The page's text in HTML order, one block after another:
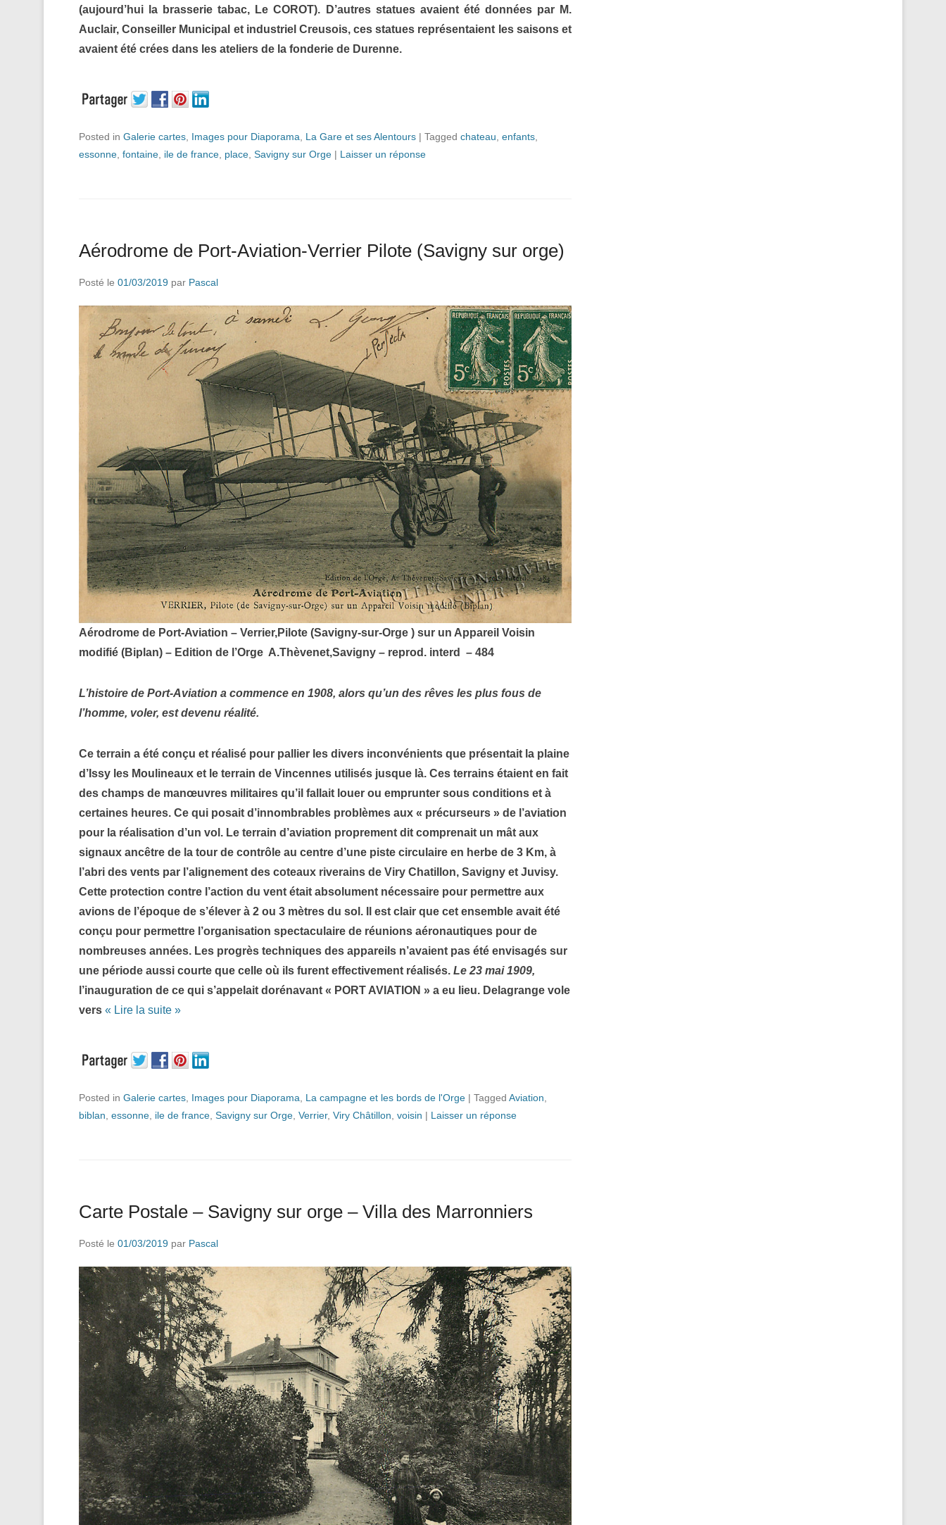
(aujourd’hui la brasserie tabac, Le COROT).
D’autres statues avaient été données par M.
Auclair, Conseiller Municipal et industriel Creusois, ces statues représentaient les saisons et
avaient été crées dans les ateliers de la fonderie de Durenne.
Posted in Galerie cartes Images pour Diaporama La Gare et ses Alentours | Tagged chateau enfants
essonne fontaine ile de france place Savigny sur Orge | Laisser un réponse
Aérodrome de Port-Aviation-Verrier Pilote (Savigny sur orge)
Posté le 01/03/2019 par Pascal
Aérodrome de Port-Aviation – Verrier,Pilote (Savigny-sur-Orge ) sur un Appareil Voisin
modifié (Biplan) – Edition de l’Orge A.Thèvenet,Savigny – reprod. interd – 484
L’histoire de Port-Aviation a commence en 1908, alors qu’un des rêves les plus fous de
l’homme, voler, est devenu réalité.
Ce terrain a été conçu et réalisé pour pallier les divers inconvénients que présentait la plaine
d’Issy les Moulineaux et le terrain de Vincennes utilisés jusque là. Ces terrains étaient en fait
des champs de manœuvres militaires qu’il fallait louer ou emprunter sous conditions et à
certaines heures. Ce qui posait d’innombrables problèmes aux « précurseurs » de l’aviation
pour la réalisation d’un vol. Le terrain d’aviation proprement dit comprenait un mât aux
signaux ancêtre de la tour de contrôle au centre d’une piste circulaire en herbe de 3 Km, à
l’abri des vents par l’alignement des coteaux riverains de Viry Chatillon, Savigny et Juvisy.
Cette protection contre l’action du vent était absolument nécessaire pour permettre aux
avions de l’époque de s’élever à 2 ou 3 mètres du sol.
Il est clair que cet ensemble avait été
conçu pour permettre l’organisation spectaculaire de réunions aéronautiques pour de
nombreuses années. Les progrès techniques des appareils n’avaient pas été envisagés sur
une période aussi courte que celle où ils furent effectivement réalisés. Le 23 mai 1909,
l’inauguration de ce qui s’appelait dorénavant « PORT AVIATION » a eu lieu. Delagrange vole
vers « Lire la suite »
Posted in Galerie cartes, Images pour Diaporama, La campagne et les bords de l'Orge | Tagged Aviation,
biblan, essonne, ile de france, Savigny sur Orge, Verrier, Viry Châtillon, voisin | Laisser un réponse
Carte Postale – Savigny sur orge – Villa des Marronniers
Posté le 01/03/2019 par Pascal